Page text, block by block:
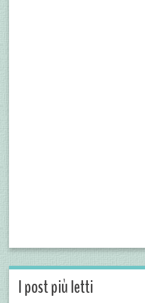
I post più letti